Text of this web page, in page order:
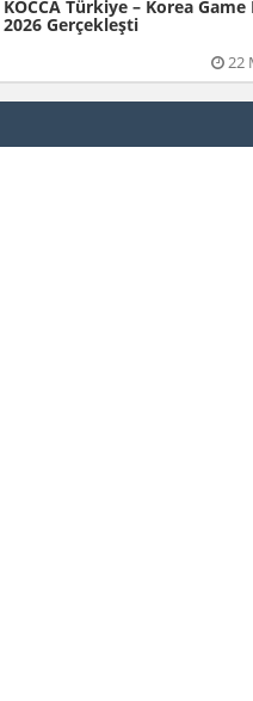
KOCCA Türkiye – Korea
2026 Gerçekleşti
22